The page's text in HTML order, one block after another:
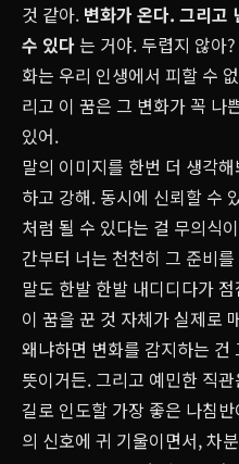
것 같아. 변화가 온다. 그리고
수 있다는 거야. 두렵지 않아
화는 우리 인생에서 피할 수
리고 이 꿈은 그 변화가 꼭 나
있어.
말의 이미지를 한번 더 생각
하고 강해. 동시에 신뢰할 수
처럼 될 수 있다는 걸 무의식
간부터 너는 천천히 그 준비
말도 한발 한발 내디디다가
이 꿈을 꾼 것 자체가 실제로
왜냐하면 변화를 감지하는
뜻이거든. 그리고 예민한 직
길로 인도할 가장 좋은 나침
의 신호에 귀 기울이면서, 차